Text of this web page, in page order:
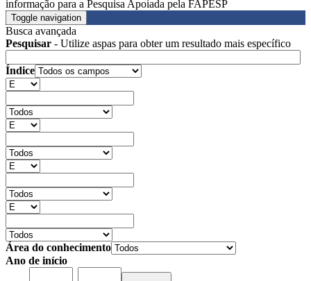
informação para a Pesquisa Apoiada pela FAPESP
Toggle navigation
Busca avançada
Pesquisar - Utilize aspas para obter um resultado mais específico
Índice
Área do conhecimento
Ano de início